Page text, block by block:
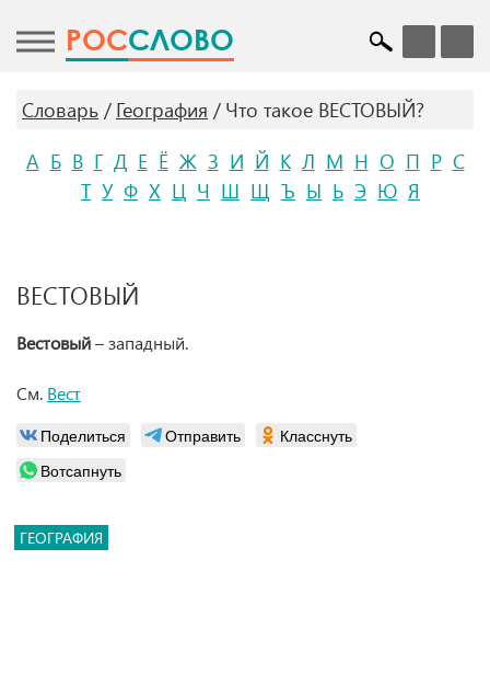
POCСЛОВО
Словарь География
Что такое ВЕСТОВЫЙ?
А Б В Г Д Е Ё Ж З И Й К Л М Н О П Р С
Т У Ф Х Ц Ч Ш Щ Ъ Ы Ь Э Ю Я
ВЕСТОВЫЙ
Вестовый– западный.
См. Вест
Поделиться Отправить
Класснуть
Вотсапнуть
ГЕОГРАФИЯ